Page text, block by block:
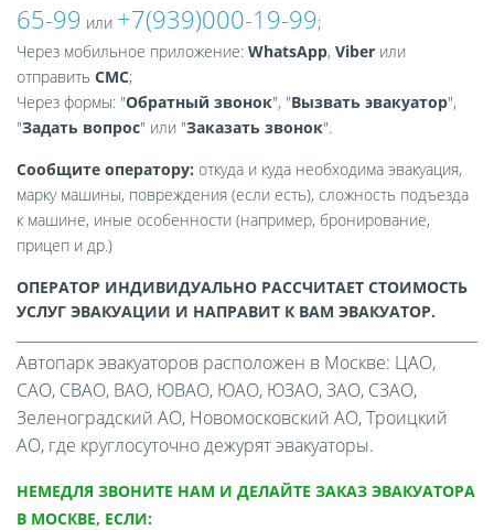
65-99 или +7(939)000-19-99;
Через мобильное приложение: WhatsApp, Viber или
отправить СМС;
Через формы: "Обратный звонок", "Вызвать эвакуатор",
"Задать вопрос" или "Заказать звонок".
Сообщите оператору: откуда и куда необходима эвакуация,
марку машины, повреждения (если есть), сложность подъезда
к машине, иные особенности (например, бронирование,
прицеп и др.)
ОПЕРАТОР ИНДИВИДУАЛЬНО РАССЧИТАЕТ СТОИМОСТЬ
УСЛУГ ЭВАКУАЦИИ И НАПРАВИТ К ВАМ ЭВАКУАТОР.
Автопарк эвакуаторов расположен в Москве: ЦАО,
САО, СВАО, ВАО, ЮВАО, ЮАО, ЮЗАО, ЗАО, СЗАО,
Зеленоградский АО, Новомосковский АО, Троицкий
АО, где круглосуточно дежурят эвакуаторы.
НЕМЕДЛЯ ЗВОНИТЕ НАМ И ДЕЛАЙТЕ ЗАКАЗ ЭВАКУАТОРА
В МОСКВЕ, ЕСЛИ: